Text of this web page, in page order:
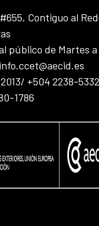
Contiguo al
público de Martes
+504 2238-5332
1786